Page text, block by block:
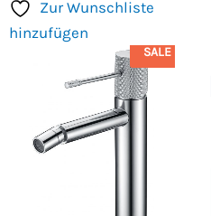
Zur Wunschliste
hinzufügen
SALE